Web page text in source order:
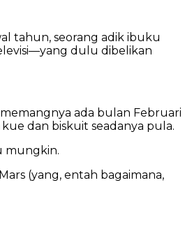
tahun, seorang adik ibuku
dulu dibelikan
ada bulan Februari
dan biskuit seadanya pula.
mungkin.
(yang, entah bagaimana,